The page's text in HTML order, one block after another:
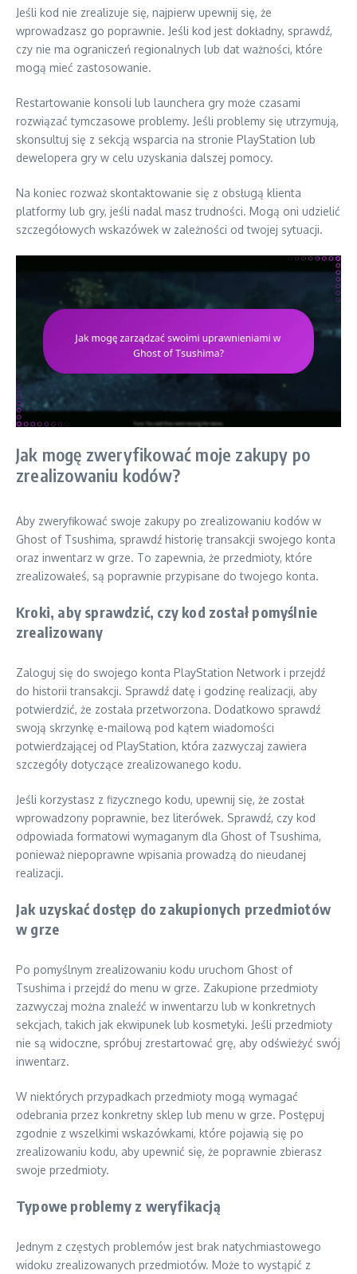
Jeśli kod nie zrealizuje się, najpierw upewnij się, że
wprowadzasz go poprawnie. Jeśli kod jest dokładny, sprawdź,
czy nie ma ograniczeń regionalnych lub dat ważności, które
mogą mieć zastosowanie.
Restartowanie konsoli lub launchera gry może czasami
rozwiązać tymczasowe problemy. Jeśli problemy się utrzymują,
skonsultuj się z sekcją wsparcia na stronie PlayStation lub
dewelopera gry w celu uzyskania dalszej pomocy.
Na koniec rozważ skontaktowanie się z obsługą klienta
platformy lub gry, jeśli nadal masz trudności. Mogą oni udzielić
szczegółowych wskazówek w zależności od twojej sytuacji.
Jak mogę zweryfikować moje zakupy po
zrealizowaniu kodów?
Aby zweryfikować swoje zakupy po zrealizowaniu kodów w
Ghost of Tsushima, sprawdź historię transakcji swojego konta
oraz inwentarz w grze. To zapewnia, że przedmioty, które
zrealizowałeś, są poprawnie przypisane do twojego konta.
Kroki, aby sprawdzić, czy kod został pomyślnie
zrealizowany
Zaloguj się do swojego konta PlayStation Network i przejdź
do historii transakcji. Sprawdź datę i godzinę realizacji, aby
potwierdzić, że została przetworzona. Dodatkowo sprawdź
swoją skrzynkę e-mailową pod kątem wiadomości
potwierdzającej od PlayStation, która zazwyczaj zawiera
szczegóły dotyczące zrealizowanego kodu.
Jeśli korzystasz z fizycznego kodu, upewnij się, że został
wprowadzony poprawnie, bez literówek. Sprawdź, czy kod
odpowiada formatowi wymaganym dla Ghost of Tsushima,
ponieważ niepoprawne wpisania prowadzą do nieudanej
realizacji.
Jak uzyskać dostęp do zakupionych przedmiotów
w grze
Po pomyślnym zrealizowaniu kodu uruchom Ghost of
Tsushima i przejdź do menu w grze. Zakupione przedmioty
zazwyczaj można znaleźć w inwentarzu lub w konkretnych
sekcjach, takich jak ekwipunek lub kosmetyki. Jeśli przedmioty
nie są widoczne, spróbuj zrestartować grę, aby odświeżyć swój
inwentarz.
W niektórych przypadkach przedmioty mogą wymagać
odebrania przez konkretny sklep lub menu w grze. Postępuj
zgodnie z wszelkimi wskazówkami, które pojawią się po
zrealizowaniu kodu, aby upewnić się, że poprawnie zbierasz
swoje przedmioty.
Typowe problemy z weryfikacją
Jednym z częstych problemów jest brak natychmiastowego
widoku zrealizowanych przedmiotów. Może to wystąpić z